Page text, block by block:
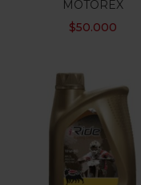
MOTOREX
$50.000